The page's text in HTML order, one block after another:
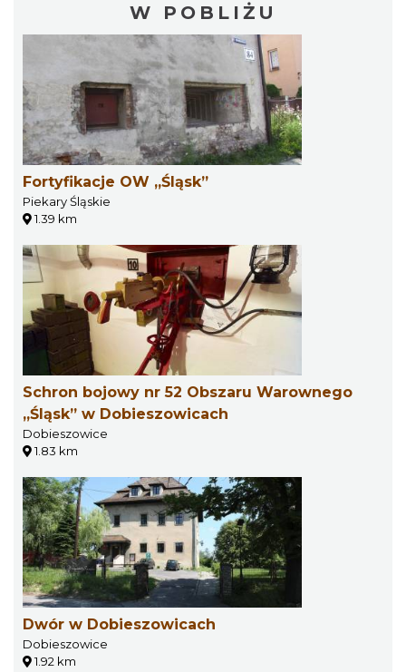
W POBLIŻU
Fortyfikacje OW „Śląsk”
Piekary Śląskie
1.39 km
Schron bojowy nr 52 Obszaru Warownego
„Śląsk” w Dobieszowicach
Dobieszowice
1.83 km
Dwór w Dobieszowicach
Dobieszowice
1.92 km